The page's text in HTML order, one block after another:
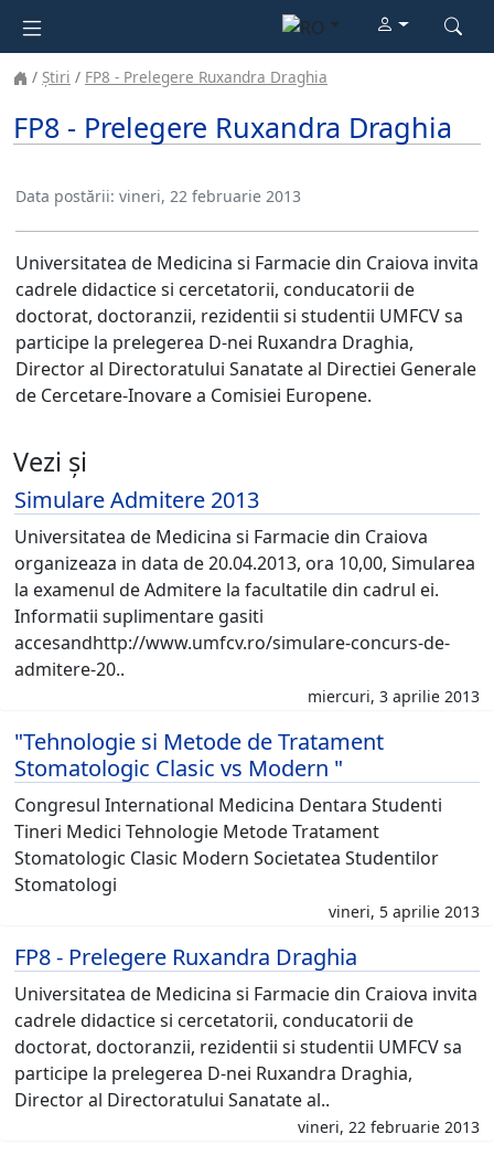
Știri FP8 - Prelegere Ruxandra Draghia
FP8 - Prelegere Ruxandra Draghia
Data postării: vineri, 22 februarie 2013
Universitatea de Medicina si Farmacie din Craiova invita
cadrele didactice si cercetatorii, conducatorii de
doctorat, doctoranzii, rezidentii si studentii UMFCV sa
participe la prelegerea D-nei Ruxandra Draghia,
Director al Directoratului Sanatate al Directiei Generale
de Cercetare-Inovare a Comisiei Europene.
Vezi și
Simulare Admitere 2013
Universitatea de Medicina si Farmacie din Craiova
organizeaza in data de 20.04.2013, ora 10,00, Simularea
la examenul de Admitere la facultatile din cadrul ei.
Informatii suplimentare gasiti
accesandhttp://www.umfcv.ro/simulare-concurs-de-
admitere-20..
miercuri, 3 aprilie 2013
"Tehnologie si Metode de Tratament
Stomatologic Clasic vs Modern "
Congresul International Medicina Dentara Studenti
Tineri Medici Tehnologie Metode Tratament
Stomatologic Clasic Modern Societatea Studentilor
Stomatologi
vineri, 5 aprilie 2013
FP8 - Prelegere Ruxandra Draghia
Universitatea de Medicina si Farmacie din Craiova invita
cadrele didactice si cercetatorii, conducatorii de
doctorat, doctoranzii, rezidentii si studentii UMFCV sa
participe la prelegerea D-nei Ruxandra Draghia,
Director al Directoratului Sanatate al..
vineri, 22 februarie 2013